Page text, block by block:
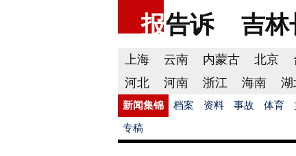
报告诉 吉林
上海 云南 内蒙古 北京
河北
河南 浙江 海南 湖
新闻集锦 档案 资料 事故 体育
专稿